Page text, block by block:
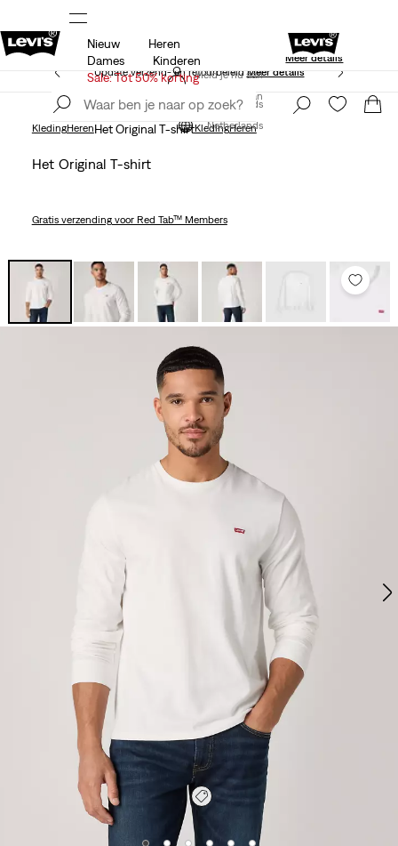
Meer details
Gratis verzending voor Levi’s® Red Tab™
Meer details
Meld je nu aan
Netherlands
Nieuw
Heren
Dames
Kinderen
Sale: Tot 50% korting
Update verzend- en retourbeleidMeer details
Meld je nu aan
Netherlands
KledingHerenHet Original T-shirtKledingHeren
Het Original T-shirt
Gratis verzendingvoor Red Tab™ Members